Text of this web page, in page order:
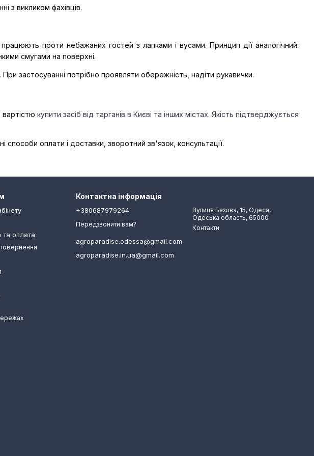
з викликом фахівців.
проти небажаних гостей з лапками і вусами. Принцип дії аналогічний:
смугами на поверхні.
застосуванні потрібно проявляти обережність, надіти рукавички.
купити засіб від тарганів в Києві та інших містах. Якість підтверджується
способи оплати і доставки, зворотний зв'язок, консультації.
та оплата
Контактна інформація
+380687979264
Передзвонити вам?
agroparadise.odessa@gmail.com
agroparadise.in.ua@gmail.com
Вулиця Базова, 15, Одеса,
Одеська область, 65000
Контакти